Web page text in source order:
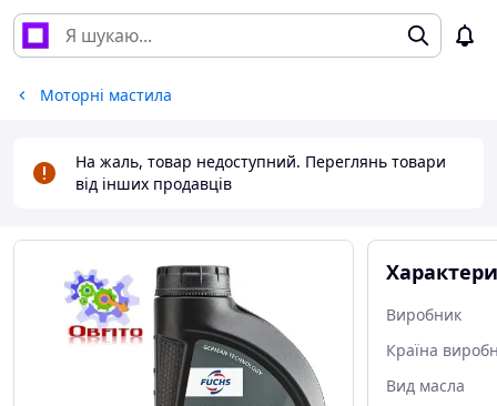
Моторні мастила
На жаль, товар недоступний. Переглянь товари
від інших продавців
Виробник
Країна
Вид масла